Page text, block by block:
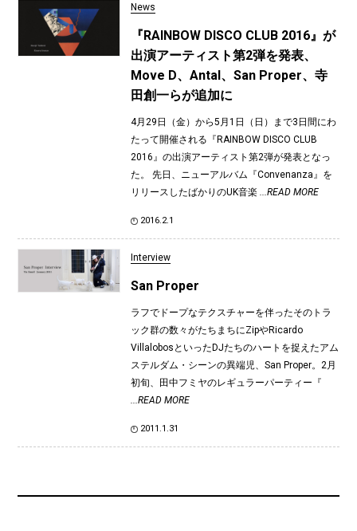
News
『RAINBOW DISCO CLUB 2016』が
出演アーティスト第2弾を発表、
Move D、Antal、San Proper、寺
田創一らが追加に
4月29日（金）から5月1日（日）まで3日間にわ
たって開催される『RAINBOW DISCO CLUB
2016』の出演アーティスト第2弾が発表となっ
た。 先日、ニューアルバム『Convenanza』を
リリースしたばかりのUK音楽
...READ MORE
2016.2.1
Interview
San Proper
ラフでドープなテクスチャーを伴ったそのトラ
ック群の数々がたちまちにZipやRicardo
VillalobosといったDJたちのハートを捉えたアム
ステルダム・シーンの異端児、San Proper。2月
初旬、田中フミヤのレギュラーパーティー『
...READ MORE
2011.1.31